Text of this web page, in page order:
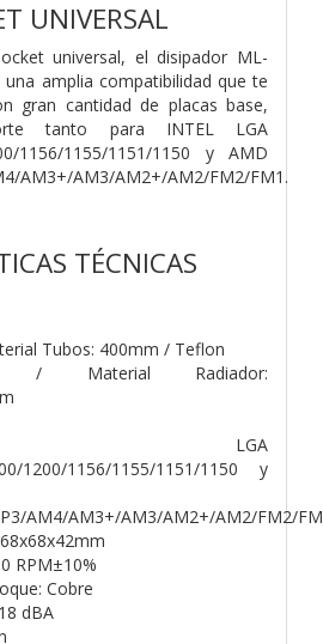
UNIVERSAL
universal, el disipador ML-
amplia compatibilidad que te
gran cantidad de placas base,
tanto para INTEL LGA
1156/1155/1151/1150 y AMD
AM3+/AM3/AM2+/AM2/FM2/FM1.
TÉCNICAS
Tubos: 400mm / Teflon
/ Material Radiador:
LGA
1200/1156/1155/1151/1150 y
AM4/AM3+/AM3/AM2+/AM2/FM2/
RPM±10%
Cobre
dBA